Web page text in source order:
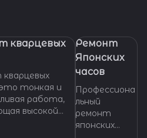
кварцевых
это тонкая и
работа,
высокой
Ремонт
Японских
часов
Профессиона
льный
ремонт
японских